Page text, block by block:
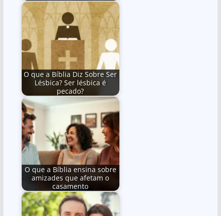
O que a Bíblia Diz Sobre Ser
Lésbica? Ser lésbica é
pecado?
O que a Bíblia ensina sobre
amizades que afetam o
casamento